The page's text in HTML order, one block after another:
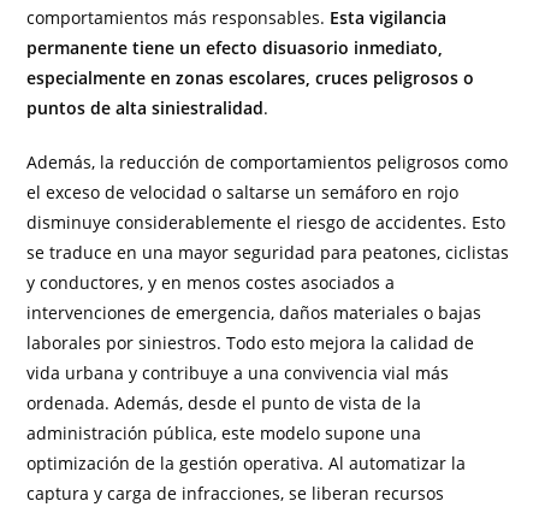
comportamientos más responsables. Esta vigilancia
permanente tiene un efecto disuasorio inmediato,
especialmente en zonas escolares, cruces peligrosos o
puntos de alta siniestralidad.
Además, la reducción de comportamientos peligrosos como
el exceso de velocidad o saltarse un semáforo en rojo
disminuye considerablemente el riesgo de accidentes. Esto
se traduce en una mayor seguridad para peatones, ciclistas
y conductores, y en menos costes asociados a
intervenciones de emergencia, daños materiales o bajas
laborales por siniestros. Todo esto mejora la calidad de
vida urbana y contribuye a una convivencia vial más
ordenada. Además, desde el punto de vista de la
administración pública, este modelo supone una
optimización de la gestión operativa. Al automatizar la
captura y carga de infracciones, se liberan recursos